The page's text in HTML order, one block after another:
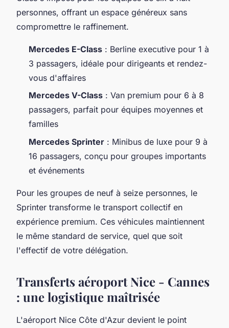
personnes, offrant un espace généreux sans
compromettre le raffinement.
Mercedes E-Class : Berline executive pour 1 à
3 passagers, idéale pour dirigeants et rendez-
vous d'affaires
Mercedes V-Class : Van premium pour 6 à 8
passagers, parfait pour équipes moyennes et
familles
Mercedes Sprinter : Minibus de luxe pour 9 à
16 passagers, conçu pour groupes importants
et événements
Pour les groupes de neuf à seize personnes, le
Sprinter transforme le transport collectif en
expérience premium. Ces véhicules maintiennent
le même standard de service, quel que soit
l'effectif de votre délégation.
Transferts aéroport Nice - Cannes
: une logistique maîtrisée
L'aéroport Nice Côte d'Azur devient le point